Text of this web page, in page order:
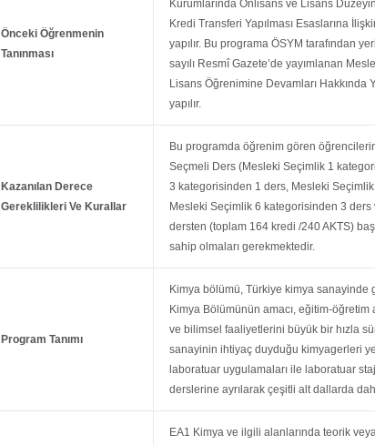
Önceki Öğrenmenin
Tanınması
Kurumlarında Önlisans ve Lisans
Kredi Transferi Yapılması Esaslarına
yapılır. Bu programa ÖSYM tarafından
sayılı Resmî Gazete’de yayımlanan
Lisans Öğrenimine Devamları
yapılır.
Kazanılan Derece
Gereklilikleri Ve Kurallar
Bu programda öğrenim gören
Seçmeli Ders (Mesleki Seçimlik 1
3 kategorisinden 1 ders, Mesleki
Mesleki Seçimlik 6 kategorisinden 3
dersten (toplam 164 kredi /240 AKTS)
sahip olmaları gerekmektedir.
Program Tanımı
Kimya bölümü, Türkiye kimya
Kimya Bölümünün amacı, eğitim-
ve bilimsel faaliyetlerini büyük bir hızla
sanayinin ihtiyaç duyduğu kimyagerleri
laboratuar uygulamaları ile laboratuar
derslerine ayrılarak çeşitli alt dallarda
EA1 Kimya ve ilgili alanlarında teorik